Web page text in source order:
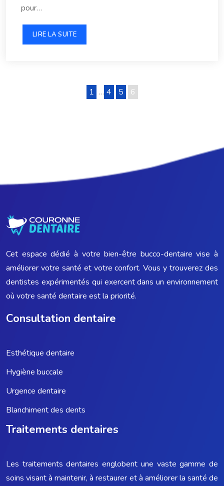
pour…
LIRE LA SUITE
1 … 4 5 6
Cet espace dédié à votre bien-être bucco-dentaire vise à
améliorer votre santé et votre confort. Vous y trouverez des
dentistes expérimentés qui exercent dans un environnement
où votre santé dentaire est la priorité.
Consultation dentaire
Esthétique dentaire
Hygiène buccale
Urgence dentaire
Blanchiment des dents
Traitements dentaires
Les traitements dentaires englobent une vaste gamme de
soins visant à maintenir, à restaurer et à améliorer la santé de